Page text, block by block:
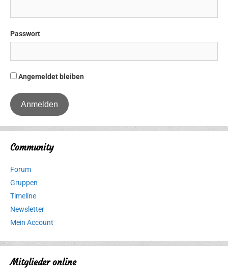
Passwort
Angemeldet bleiben
Community
Forum
Gruppen
Timeline
Newsletter
Mein Account
Mitglieder online